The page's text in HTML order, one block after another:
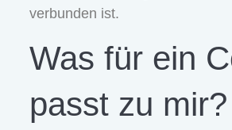
verbunden ist.
Was für ein
passt zu